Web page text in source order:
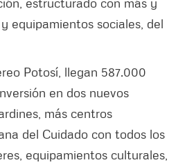
equipamientos sociales, del
Potosí, llegan 587.000
en dos nuevos
más centros
del Cuidado con todos los
equipamientos culturales,